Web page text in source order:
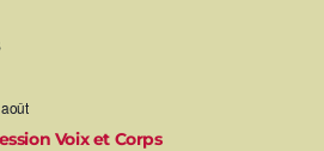
Voix et Corps